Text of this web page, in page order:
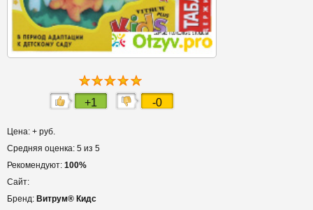
+1 -0
Цена: + руб.
Средняя оценка: 5 из 5
Рекомендуют: 100%
Сайт:
Бренд: Витрум® Кидс